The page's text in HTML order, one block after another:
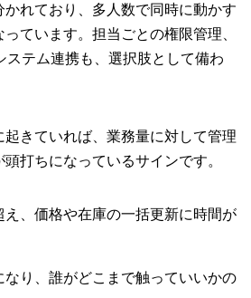
かれており、多人数で同時に動かす
ています。担当ごとの権限管理、
ステム連携も、選択肢として備わ
起きていれば、業務量に対して管理
打ちになっているサインです。
え、価格や在庫の一括更新に時間が
なり、誰がどこまで触っていいかの